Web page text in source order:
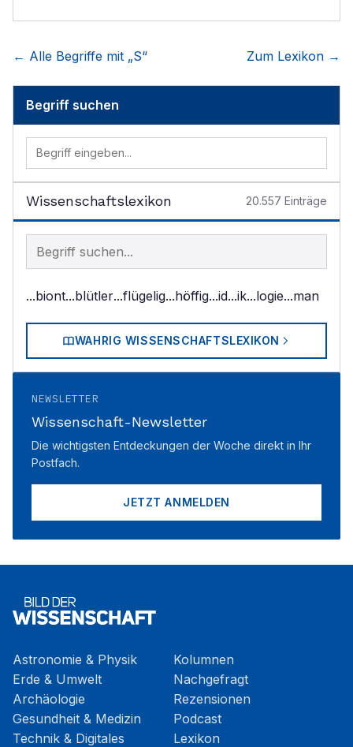
← Alle Begriffe mit „S“ Zum Lexikon →
Begriff suchen
Wissenschaftslexikon 20.557 Einträge
Begriff im Lexikon suchen
...biont...blütler...flügelig...höffig...id...ik...logie...man
WAHRIG WISSENSCHAFTSLEXIKON
NEWSLETTER
Wissenschaft-Newsletter
Die wichtigsten Entdeckungen der Woche direkt in Ihr
Postfach.
JETZT ANMELDEN
Astronomie & Physik
Erde & Umwelt
Archäologie
Gesundheit & Medizin
Technik & Digitales
Kolumnen
Nachgefragt
Rezensionen
Podcast
Lexikon